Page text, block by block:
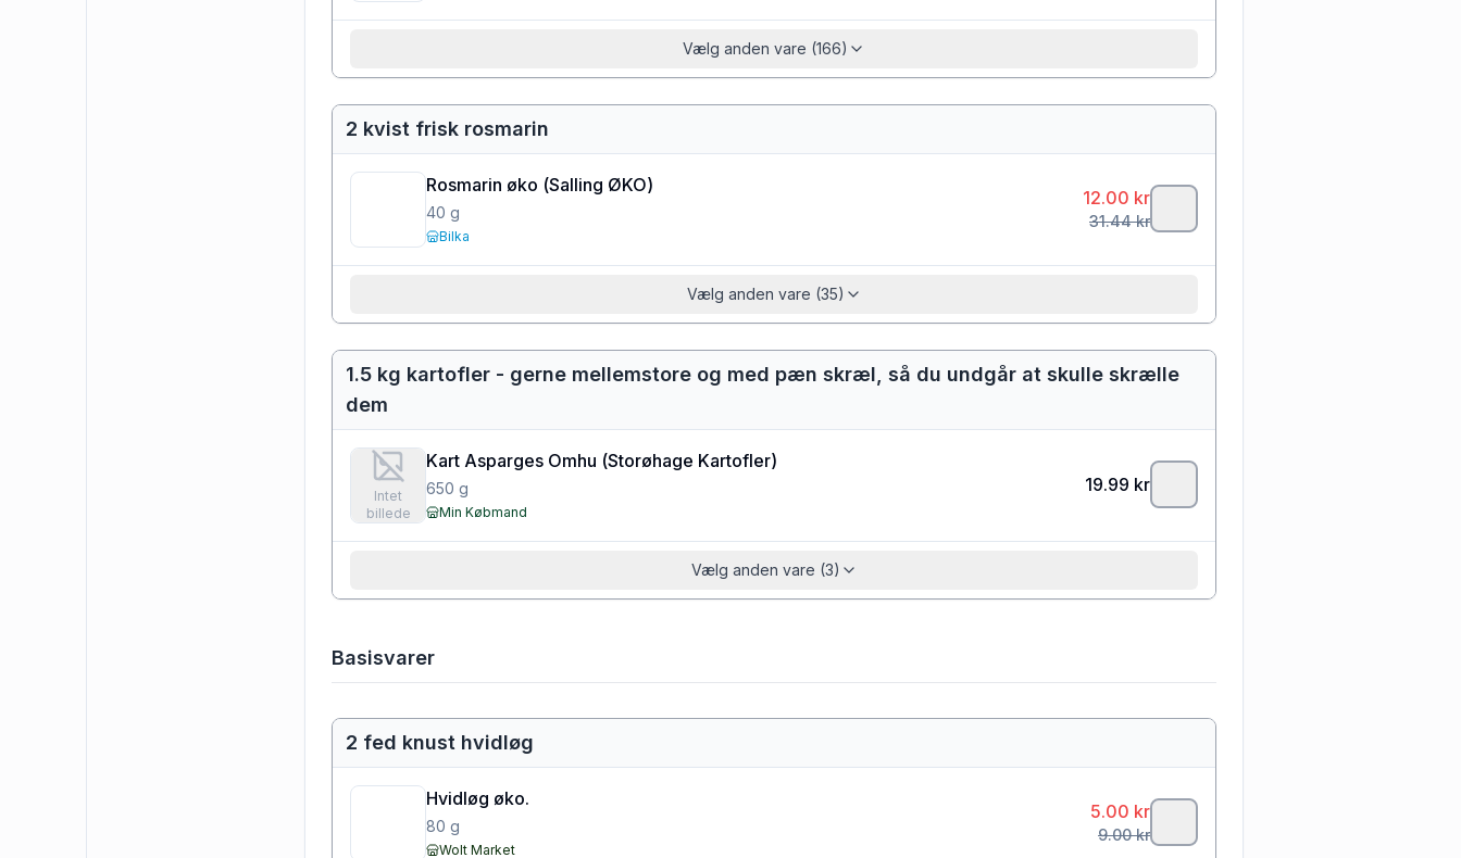
Vælg anden vare (166)
2 kvist frisk rosmarin
Rosmarin øko (Salling ØKO)
40 g
Bilka
12.00 kr
31.44kr
Vælg anden vare (35)
1.5 kg kartofler - gerne mellemstore og med pæn skræl, så du undgår at skulle skrælle
dem
Intet
billede
Kart Asparges Omhu (Storøhage Kartofler)
650 g
Min Købmand
19.99 kr
Vælg anden vare (3)
Basisvarer
2 fed knust hvidløg
Hvidløg øko.
80 g
Wolt Market
5.00 kr
9.00kr